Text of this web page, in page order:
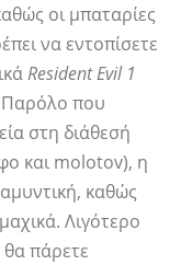
οι μπαταρίες
να εντοπίσετε
Resident Evil 1
Παρόλο που
στη διάθεσή
και molotov), ​​η
καθώς
Λιγότερο
θα πάρετε